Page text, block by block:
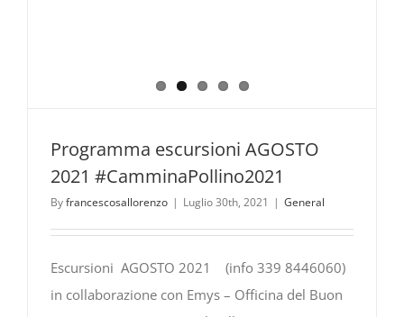
Programma escursioni AGOSTO
2021 #CamminaPollino2021
Byfrancescosallorenzo | Luglio 30th, 2021 | General
Escursioni AGOSTO 2021 (info 339 8446060)
in collaborazione con Emys – Officina del Buon